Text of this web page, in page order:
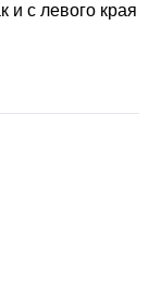
и с левого края